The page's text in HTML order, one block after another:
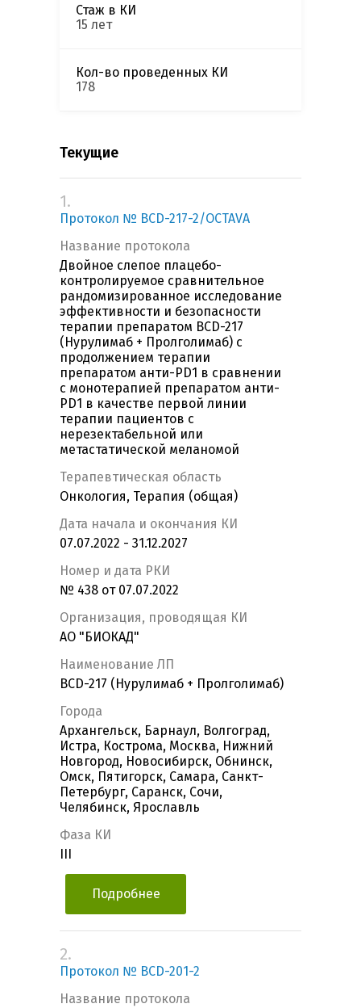
Стаж в КИ
15 лет
Кол-во проведенных КИ
178
Текущие
1.
Протокол № BCD-217-2/OCTAVA
Название протокола
Двойное слепое плацебо-
контролируемое сравнительное
рандомизированное исследование
эффективности и безопасности
терапии препаратом BCD-217
(Нурулимаб + Пролголимаб) с
продолжением терапии
препаратом анти-PD1 в сравнении
с монотерапией препаратом анти-
PD1 в качестве первой линии
терапии пациентов с
нерезектабельной или
метастатической меланомой
Терапевтическая область
Онкология, Терапия (общая)
Дата начала и окончания КИ
07.07.2022 - 31.12.2027
Номер и дата РКИ
№ 438 от 07.07.2022
Организация, проводящая КИ
АО "БИОКАД"
Наименование ЛП
BCD-217 (Нурулимаб + Пролголимаб)
Города
Архангельск, Барнаул, Волгоград,
Истра, Кострома, Москва, Нижний
Новгород, Новосибирск, Обнинск,
Омск, Пятигорск, Самара, Санкт-
Петербург, Саранск, Сочи,
Челябинск, Ярославль
Фаза КИ
Подробнее
2.
Протокол № BCD-201-2
Название протокола